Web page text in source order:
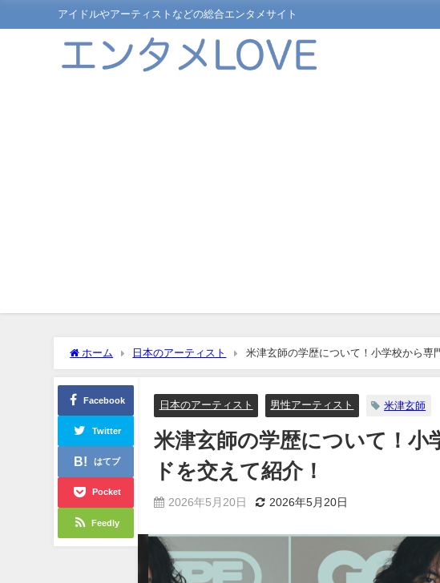
アイドルやアーティストなどの総合エンタメサイト
ホーム 日本のアーティスト 米津玄師の学歴について！小学校から専
Facebook
Twitter
はてブ
Pocket
Feedly
日本のアーティスト 男性アーティスト 米津玄師
米津玄師の学歴について！小
ドを交えて紹介！
2026年5月20日 2026年5月20日